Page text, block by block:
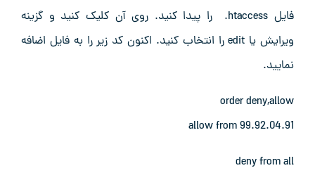
فایل htaccess. را پیدا کنید. روی آن کلیک کنید و گزینه
ویرایش یا edit را انتخاب کنید. اکنون کد زیر را به فایل اضافه
نمایید.
order deny,allow
allow from 99.92.04.91
deny from all